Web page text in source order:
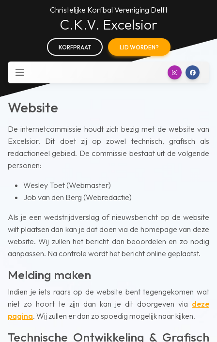
Christelijke Korfbal Vereniging Delft
C.K.V. Excelsior
KORFPRAAT LID WORDEN?
Website
De internetcommissie houdt zich bezig met de website van
Excelsior. Dit doet zij op zowel technisch, grafisch als
redactioneel gebied. De commissie bestaat uit de volgende
personen:
Wesley Toet (Webmaster)
Job van den Berg (Webredactie)
Als je een wedstrijdverslag of nieuwsbericht op de website
wilt plaatsen dan kan je dat doen via de homepage van deze
website. Wij zullen het bericht dan beoordelen en zo nodig
aanpassen. Na controle wordt het bericht online geplaatst.
Melding maken
Indien je iets raars op de website bent tegengekomen wat
niet zo hoort te zijn dan kan je dit doorgeven via deze
pagina. Wij zullen er dan zo spoedig mogelijk naar kijken.
Technische Ontwikkeling & Grafisch